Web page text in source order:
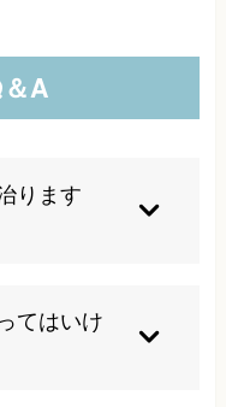
A
ります
張や姿勢の問題が
期待できません。
で、症状の悪化を
てはいけ